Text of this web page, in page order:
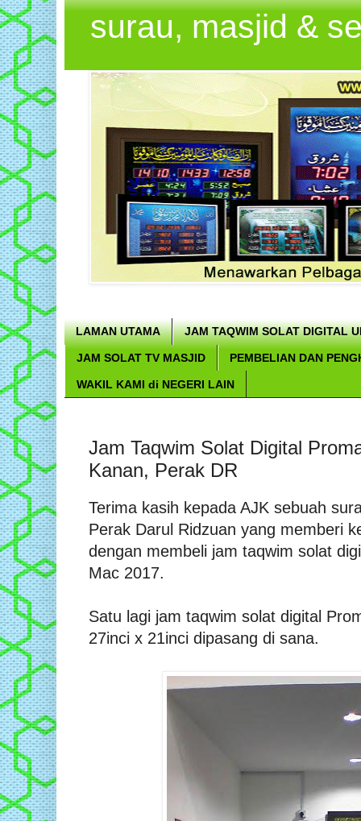
surau, masjid &
LAMAN UTAMA JAM TAQWIM SOLAT DIGITAL
JAM SOLAT TV MASJID PEMBELIAN DAN
WAKIL KAMI di NEGERI LAIN
Jam Taqwim Solat Digital
Kanan, Perak DR
Terima kasih kepada AJK sebuah
Perak Darul Ridzuan yang memberi
dengan membeli jam taqwim solat
Mac 2017.
Satu lagi jam taqwim solat digital
27inci x 21inci dipasang di sana.